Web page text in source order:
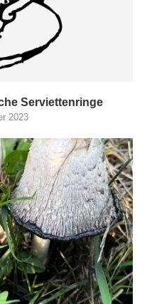
Serviettenringe
2023